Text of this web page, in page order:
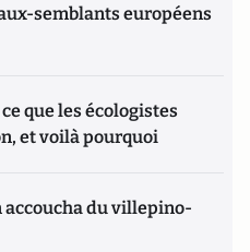
semblants européens
que les écologistes
et voilà pourquoi
du villepino-